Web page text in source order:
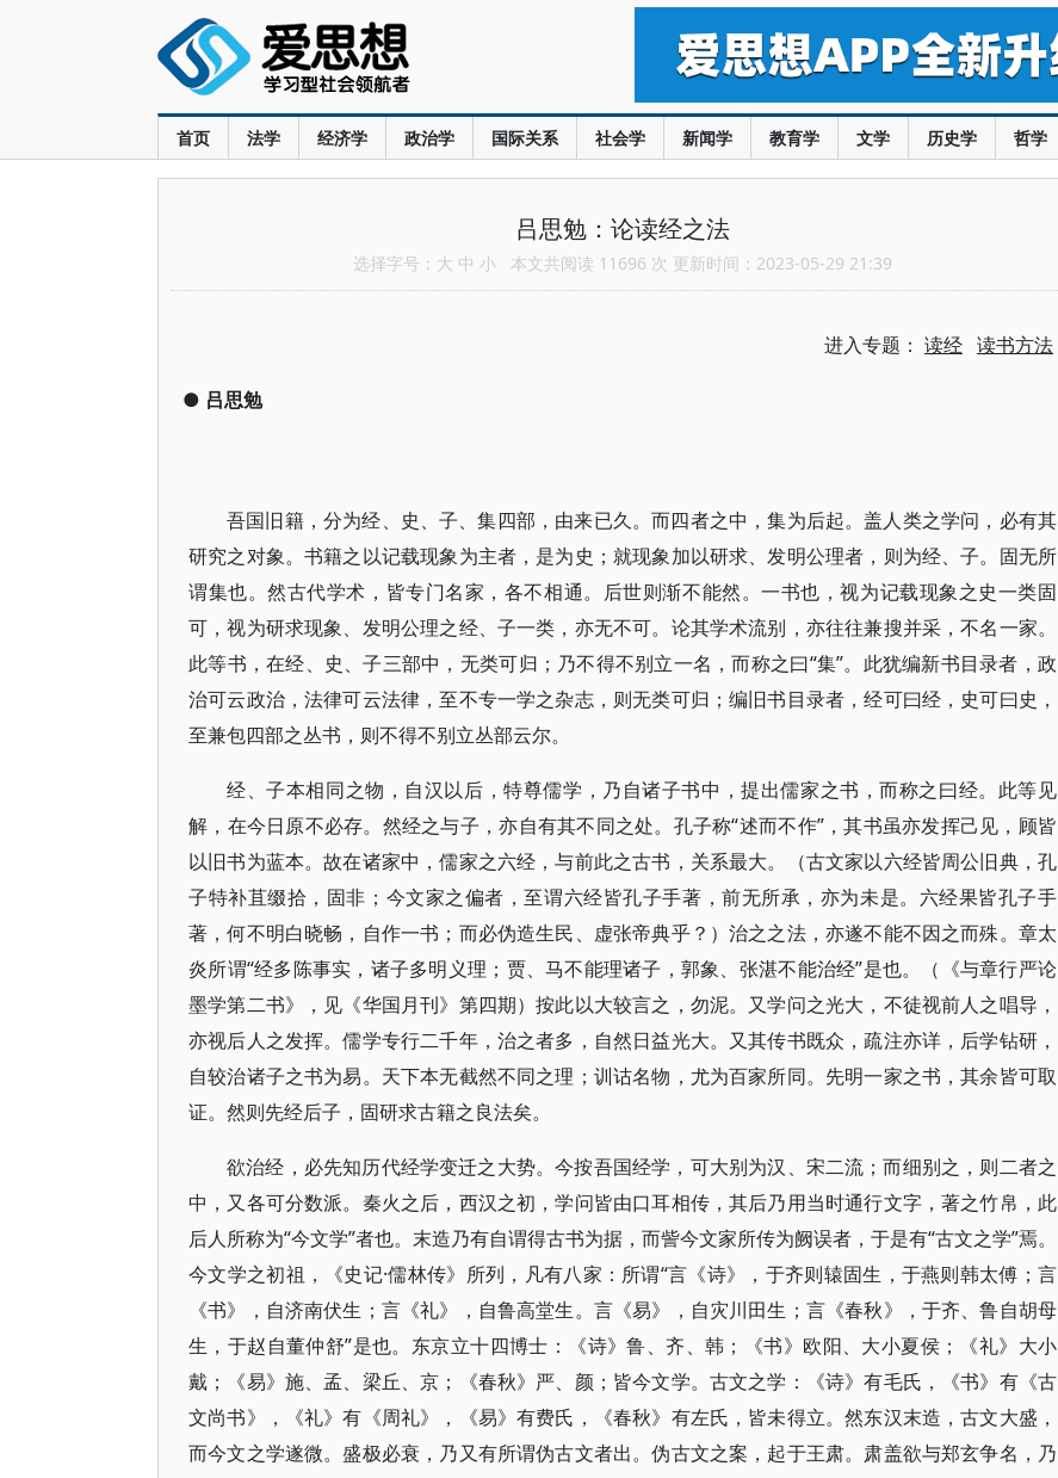
首页 法学 经济学 政治学 国际关系 社会学 新闻学 教育学 文学 历史学 哲学
吕思勉：论读经之法
选择字号： 大 中 小 本文共阅读 11696 次 更新时间：2023-05-29 21:39
进入专题： 读经 读书方法
● 吕思勉
吾国旧籍，分为经、史、子、集四部，由来已久。而四者之中，集为后起。盖人类之学问，必有其
研究之对象。书籍之以记载现象为主者，是为史；就现象加以研求、发明公理者，则为经、子。固无所
谓集也。然古代学术，皆专门名家，各不相通。后世则渐不能然。一书也，视为记载现象之史一类固
可，视为研求现象、发明公理之经、子一类，亦无不可。论其学术流别，亦往往兼搜并采，不名一家。
此等书，在经、史、子三部中，无类可归；乃不得不别立一名，而称之曰“集”。此犹编新书目录者，政
治可云政治，法律可云法律，至不专一学之杂志，则无类可归；编旧书目录者，经可曰经，史可曰史，
至兼包四部之丛书，则不得不别立丛部云尔。
经、子本相同之物，自汉以后，特尊儒学，乃自诸子书中，提出儒家之书，而称之曰经。此等见
解，在今日原不必存。然经之与子，亦自有其不同之处。孔子称“述而不作”，其书虽亦发挥己见，顾皆
以旧书为蓝本。故在诸家中，儒家之六经，与前此之古书，关系最大。（古文家以六经皆周公旧典，孔
子特补苴缀拾，固非；今文家之偏者，至谓六经皆孔子手著，前无所承，亦为未是。六经果皆孔子手
著，何不明白晓畅，自作一书；而必伪造生民、虚张帝典乎？）治之之法，亦遂不能不因之而殊。章太
炎所谓“经多陈事实，诸子多明义理；贾、马不能理诸子，郭象、张湛不能治经”是也。（《与章行严论
墨学第二书》，见《华国月刊》第四期）按此以大较言之，勿泥。又学问之光大，不徒视前人之唱导，
亦视后人之发挥。儒学专行二千年，治之者多，自然日益光大。又其传书既众，疏注亦详，后学钻研，
自较治诸子之书为易。天下本无截然不同之理；训诂名物，尤为百家所同。先明一家之书，其余皆可取
证。然则先经后子，固研求古籍之良法矣。
欲治经，必先知历代经学变迁之大势。今按吾国经学，可大别为汉、宋二流；而细别之，则二者之
中，又各可分数派。秦火之后，西汉之初，学问皆由口耳相传，其后乃用当时通行文字，著之竹帛，此
后人所称为“今文学”者也。末造乃有自谓得古书为据，而訾今文家所传为阙误者，于是有“古文之学”焉。
今文学之初祖，《史记·儒林传》所列，凡有八家：所谓“言《诗》，于齐则辕固生，于燕则韩太傅；言
《书》，自济南伏生；言《礼》，自鲁高堂生。言《易》，自灾川田生；言《春秋》，于齐、鲁自胡母
生，于赵自董仲舒”是也。东京立十四博士：《诗》鲁、齐、韩；《书》欧阳、大小夏侯；《礼》大小
戴；《易》施、孟、梁丘、京；《春秋》严、颜；皆今文学。古文之学：《诗》有毛氏，《书》有《古
文尚书》，《礼》有《周礼》，《易》有费氏，《春秋》有左氏，皆未得立。然东汉末造，古文大盛，
而今文之学遂微。盛极必衰，乃又有所谓伪古文者出。伪古文之案，起于王肃。肃盖欲与郑玄争名，乃